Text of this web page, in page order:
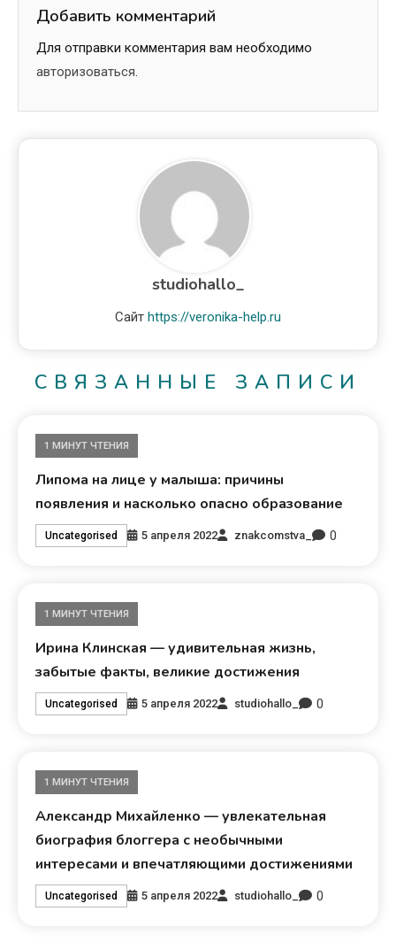
Добавить комментарий
Для отправки комментария вам необходимо
авторизоваться.
studiohallo_
Сайт https://veronika-help.ru
СВЯЗАННЫЕ ЗАПИСИ
1 МИНУТ ЧТЕНИЯ
Липома на лице у малыша: причины
появления и насколько опасно образование
Uncategorised 5 апреля 2022 znakcomstva_ 0
1 МИНУТ ЧТЕНИЯ
Ирина Клинская — удивительная жизнь,
забытые факты, великие достижения
Uncategorised 5 апреля 2022 studiohallo_ 0
1 МИНУТ ЧТЕНИЯ
Александр Михайленко — увлекательная
биография блоггера с необычными
интересами и впечатляющими достижениями
Uncategorised 5 апреля 2022 studiohallo_ 0